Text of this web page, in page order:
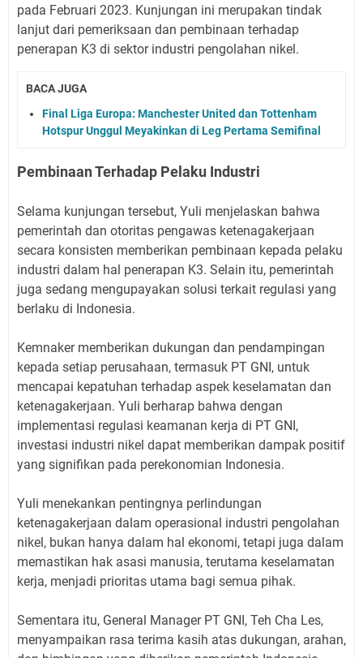
pada Februari 2023. Kunjungan ini merupakan tindak
lanjut dari pemeriksaan dan pembinaan terhadap
penerapan K3 di sektor industri pengolahan nikel.
BACA JUGA
Final Liga Europa: Manchester United dan Tottenham
Hotspur Unggul Meyakinkan di Leg Pertama Semifinal
Pembinaan Terhadap Pelaku Industri
Selama kunjungan tersebut, Yuli menjelaskan bahwa
pemerintah dan otoritas pengawas ketenagakerjaan
secara konsisten memberikan pembinaan kepada pelaku
industri dalam hal penerapan K3. Selain itu, pemerintah
juga sedang mengupayakan solusi terkait regulasi yang
berlaku di Indonesia.
Kemnaker memberikan dukungan dan pendampingan
kepada setiap perusahaan, termasuk PT GNI, untuk
mencapai kepatuhan terhadap aspek keselamatan dan
ketenagakerjaan. Yuli berharap bahwa dengan
implementasi regulasi keamanan kerja di PT GNI,
investasi industri nikel dapat memberikan dampak positif
yang signifikan pada perekonomian Indonesia.
Yuli menekankan pentingnya perlindungan
ketenagakerjaan dalam operasional industri pengolahan
nikel, bukan hanya dalam hal ekonomi, tetapi juga dalam
memastikan hak asasi manusia, terutama keselamatan
kerja, menjadi prioritas utama bagi semua pihak.
Sementara itu, General Manager PT GNI, Teh Cha Les,
menyampaikan rasa terima kasih atas dukungan, arahan,